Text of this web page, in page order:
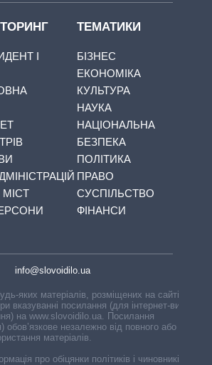
І
ТЕМАТИКИ
БІЗНЕС
ЕКОНОМІКА
КУЛЬТУРА
НАУКА
НАЦІОНАЛЬНА
БЕЗПЕКА
ПОЛІТИКА
ПРАВО
СУСПІЛЬСТВО
ФІНАНСИ
info@slovoidilo.ua
яких матеріалів, розміщених на сайті,
вказуванні посилання (для інтернет-видань
на www.slovoidilo.ua. Посилання
обов’язкове незалежно від повного або
матеріалів.
про обіцянки політиків і чиновників,